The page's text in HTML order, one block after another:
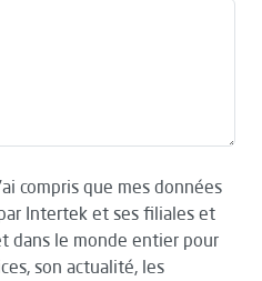
compris que mes données
Intertek et ses filiales et
dans le monde entier pour
son actualité, les